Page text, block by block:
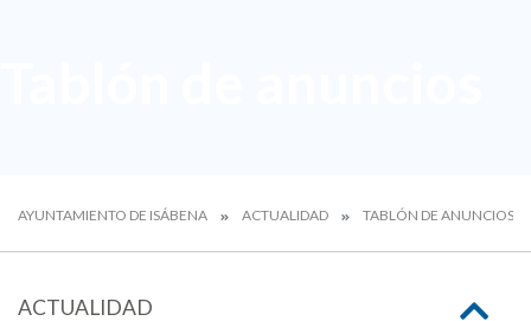
AYUNTAMIENTO DE ISÁBENA ACTUALIDAD TABLÓN DE ANUNCIOS
ACTUALIDAD